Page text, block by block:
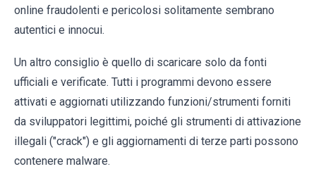
online fraudolenti e pericolosi solitamente sembrano
autentici e innocui.
Un altro consiglio è quello di scaricare solo da fonti
ufficiali e verificate. Tutti i programmi devono essere
attivati e aggiornati utilizzando funzioni/strumenti forniti
da sviluppatori legittimi, poiché gli strumenti di attivazione
illegali ("crack") e gli aggiornamenti di terze parti possono
contenere malware.